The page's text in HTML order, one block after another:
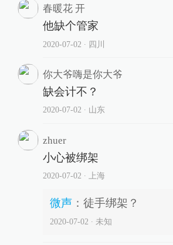
春暖花 开
他缺个管家
2020-07-02 ∙ 四川
你大爷嗨是你大爷
缺会计不？
2020-07-02 ∙ 山东
zhuer
小心被绑架
2020-07-02 ∙ 上海
微声： 徒手绑架？
2020-07-02 ∙ 未知